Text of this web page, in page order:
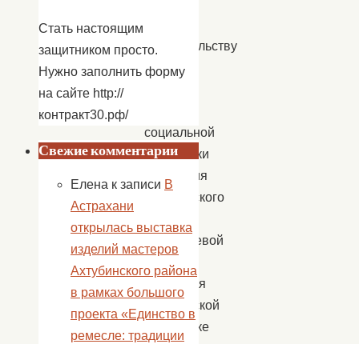
попечительству
ГКУ
социальной
поддержки
населения
Ахтубинского
Джумашевой
Ириной,
благодаря
спонсорской
поддержке
Стать настоящим
защитником просто.
Нужно заполнить форму
на сайте http://
контракт30.рф/
Свежие комментарии
Елена к записи В
Астрахани
открылась выставка
изделий мастеров
Ахтубинского района
в рамках большого
проекта «Единство в
ремесле: традиции